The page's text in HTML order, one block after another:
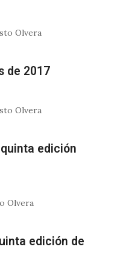
Olvera
de 2017
Olvera
edición
Olvera
edición de